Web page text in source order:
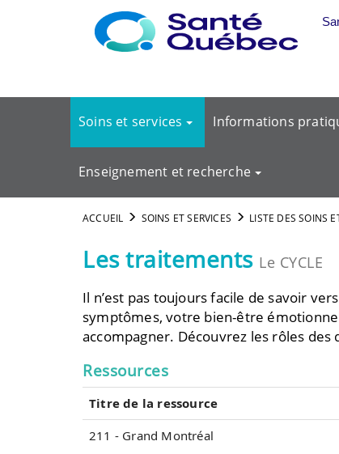
Aller au menu principal
Soins et services Informations
Enseignement et recherche
ACCUEIL SOINS ET SERVICES LISTE DES SOINS
Les traitements Le CYCLE
Il n’est pas toujours facile de savoir
symptômes, votre bien-être
accompagner. Découvrez les rôles
Ressources
Titre de la ressource
211 - Grand Montréal